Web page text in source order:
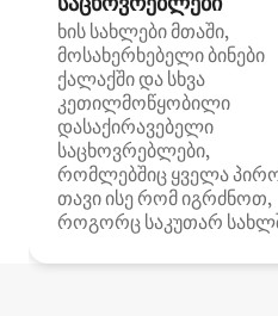
ხის სახლები მთაში,
მოსახერხებელი ბინები
ქალაქში და სხვა
კეთილმოწყობილი
დასაქირავებელი
საცხოვრებლები,
რომლებშიც ყველა
თავი ისე რომ იგრძნოთ,
როგორც საკუთარ